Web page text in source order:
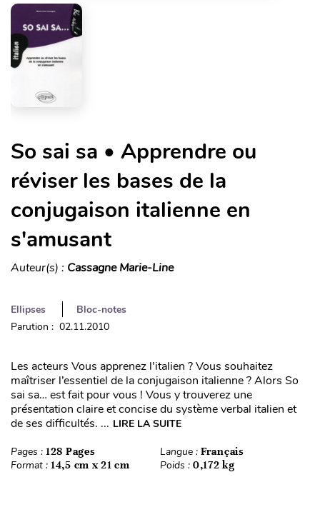
So sai sa • Apprendre ou
réviser les bases de la
conjugaison italienne en
s'amusant
Auteur(s) : Cassagne Marie-Line
Ellipses
Bloc-notes
Parution : 02.11.2010
Les acteurs Vous apprenez l’italien ? Vous souhaitez
maîtriser l’essentiel de la conjugaison italienne ? Alors So
sai sa… est fait pour vous ! Vous y trouverez une
présentation claire et concise du système verbal italien et
de ses difficultés. ... LIRE LA SUITE
Pages : 128 Pages Langue : Français
Format : 14,5 cm x 21 cm Poids : 0,172 kg